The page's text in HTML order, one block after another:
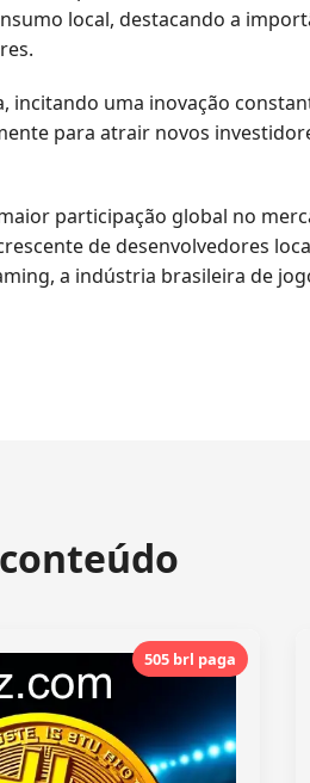
local, destacando a
uma inovação
para atrair novos
participação global no
de desenvolvedores
a indústria brasileira de
505 brl paga